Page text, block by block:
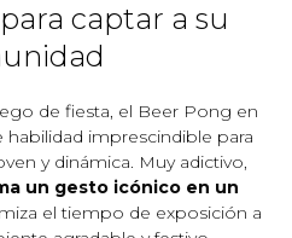
captar a su
de fiesta, el Beer Pong en
habilidad imprescindible para
y dinámica. Muy adictivo,
un gesto icónico en un
el tiempo de exposición a